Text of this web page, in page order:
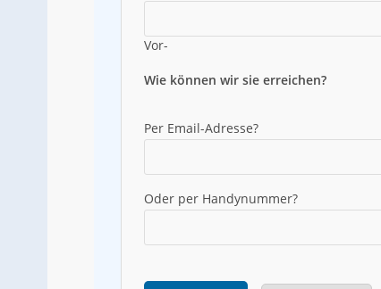
Vor-
Wie können wir sie erreichen?
Per Email-Adresse?
Oder per Handynummer?